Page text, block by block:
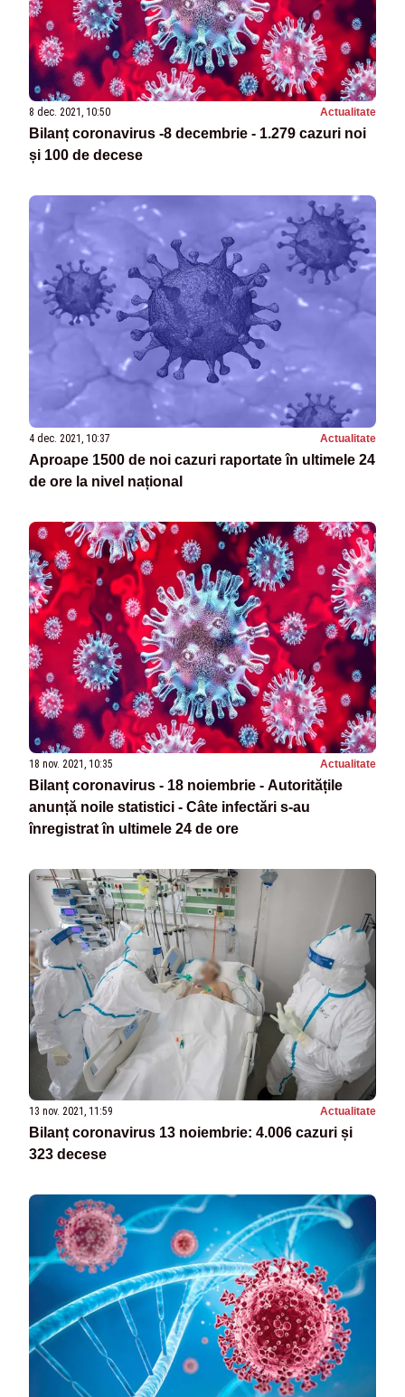
8 dec. 2021, 10:50 Actualitate
Bilanț coronavirus -8 decembrie - 1.279 cazuri noi
și 100 de decese
4 dec. 2021, 10:37 Actualitate
Aproape 1500 de noi cazuri raportate în ultimele 24
de ore la nivel național
18 nov. 2021, 10:35 Actualitate
Bilanț coronavirus - 18 noiembrie - Autoritățile
anunță noile statistici - Câte infectări s-au
înregistrat în ultimele 24 de ore
13 nov. 2021, 11:59 Actualitate
Bilanț coronavirus 13 noiembrie: 4.006 cazuri și
323 decese